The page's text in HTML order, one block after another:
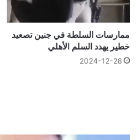
ممارسات السلطة في جنين تصعيد
خطير يهدد السلم الأهلي
2024-12-28